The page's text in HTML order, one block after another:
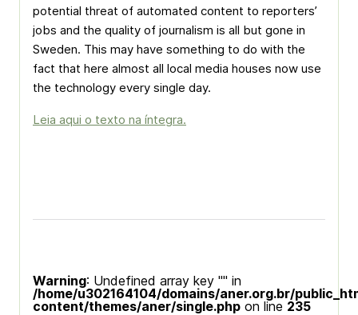
potential threat of automated content to reporters’
jobs and the quality of journalism is all but gone in
Sweden. This may have something to do with the
fact that here almost all local media houses now use
the technology every single day.
Leia aqui o texto na íntegra.
Warning: Undefined array key "" in
/home/u302164104/domains/aner.org.br/
content/themes/aner/single.php on line 235